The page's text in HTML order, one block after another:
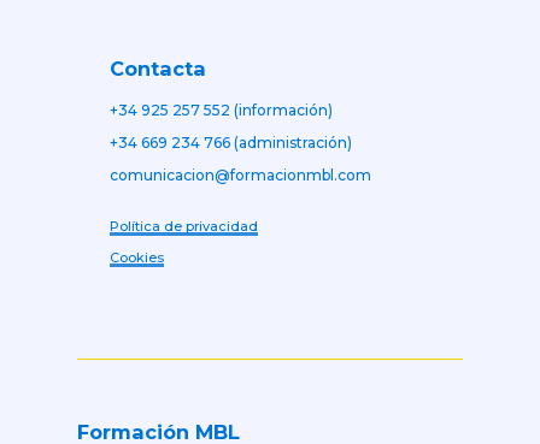
Contacta
+34 925 257 552 (información)
+34 669 234 766 (administración)
comunicacion@formacionmbl.com
Política de privacidad
Cookies
Formación MBL